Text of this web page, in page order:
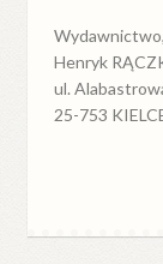
Henryk
ul.
25-753